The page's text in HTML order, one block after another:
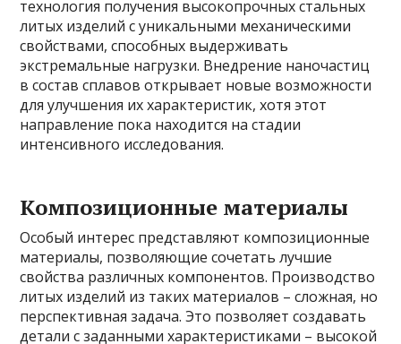
технология получения высокопрочных стальных
литых изделий с уникальными механическими
свойствами, способных выдерживать
экстремальные нагрузки. Внедрение наночастиц
в состав сплавов открывает новые возможности
для улучшения их характеристик, хотя этот
направление пока находится на стадии
интенсивного исследования.
Композиционные материалы
Особый интерес представляют композиционные
материалы, позволяющие сочетать лучшие
свойства различных компонентов. Производство
литых изделий из таких материалов – сложная, но
перспективная задача. Это позволяет создавать
детали с заданными характеристиками – высокой